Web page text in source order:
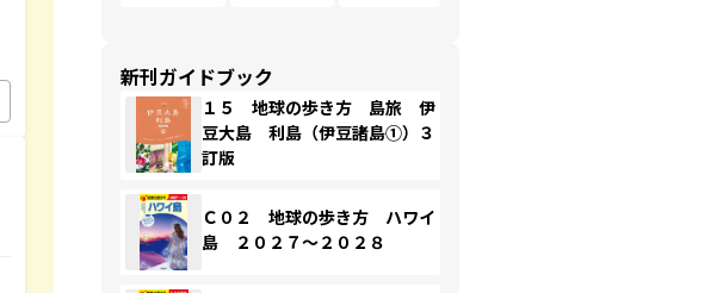
新刊ガイドブック
１５ 地球の歩き方 島旅 伊
豆大島 利島（伊豆諸島①）３
訂版
Ｃ０２ 地球の歩き方 ハワイ
島 ２０２７～２０２８